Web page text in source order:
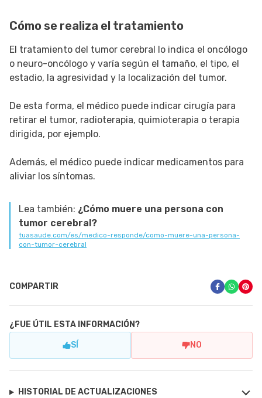
Cómo se realiza el tratamiento
El tratamiento del tumor cerebral lo indica el oncólogo
o neuro-oncólogo y varía según el tamaño, el tipo, el
estadio, la agresividad y la localización del tumor.
De esta forma, el médico puede indicar cirugía para
retirar el tumor, radioterapia, quimioterapia o terapia
dirigida, por ejemplo.
Además, el médico puede indicar medicamentos para
aliviar los síntomas.
Lea también: ¿Cómo muere una persona con
tumor cerebral?
tuasaude.com/es/medico-responde/como-muere-una-persona-
con-tumor-cerebral
COMPARTIR
¿FUE ÚTIL ESTA INFORMACIÓN?
SÍ NO
HISTORIAL DE ACTUALIZACIONES